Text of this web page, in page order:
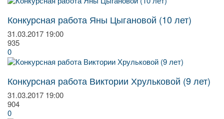
Конкурсная работа Яны Цыгановой (10 лет)
31.03.2017 19:00
935
0
Конкурсная работа Виктории Хрульковой (9 лет)
31.03.2017 19:00
904
0